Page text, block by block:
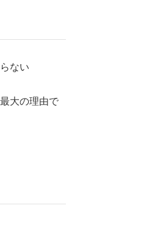
ない
大の理由で